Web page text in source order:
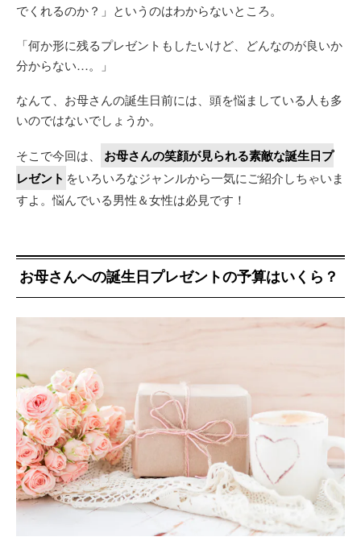
でくれるのか？」というのはわからないところ。
「何か形に残るプレゼントもしたいけど、どんなのが良いか
分からない…。」
なんて、お母さんの誕生日前には、頭を悩ましている人も多
いのではないでしょうか。
そこで今回は、
お母さんの笑顔が見られる素敵な誕生日プ
レゼント をいろいろなジャンルから一気にご紹介しちゃいま
すよ。悩んでいる男性＆女性は必見です！
お母さんへの誕生日プレゼントの予算はいくら？